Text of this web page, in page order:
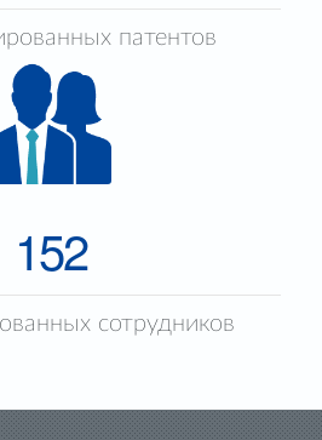
патентов
152
сотрудников